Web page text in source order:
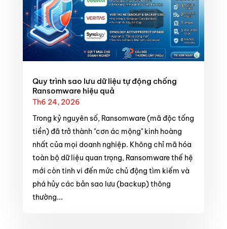
Quy trình sao lưu dữ liệu tự động chống
Ransomware hiệu quả
Th6 24, 2026
Trong kỷ nguyên số, Ransomware (mã độc tống
tiền) đã trở thành "cơn ác mộng" kinh hoàng
nhất của mọi doanh nghiệp. Không chỉ mã hóa
toàn bộ dữ liệu quan trọng, Ransomware thế hệ
mới còn tinh vi đến mức chủ động tìm kiếm và
phá hủy các bản sao lưu (backup) thông
thường...